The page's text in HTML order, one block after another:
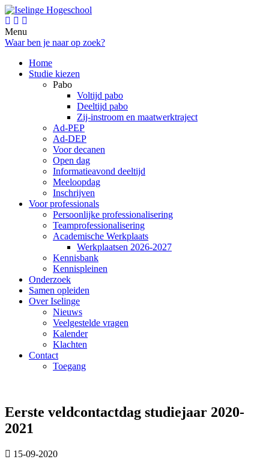
Menu
Waar ben je naar op zoek?
Home
Studie kiezen
Pabo
Voltijd pabo
Deeltijd pabo
Zij-instroom en maatwerktraject
Ad-PEP
Ad-DEP
Voor decanen
Open dag
Informatieavond deeltijd
Meeloopdag
Inschrijven
Voor professionals
Persoonlijke professionalisering
Teamprofessionalisering
Academische Werkplaats
Werkplaatsen 2026-2027
Kennisbank
Kennispleinen
Onderzoek
Samen opleiden
Over Iselinge
Nieuws
Veelgestelde vragen
Kalender
Klachten
Contact
Toegang
Eerste veldcontactdag studiejaar 2020-
2021
15-09-2020